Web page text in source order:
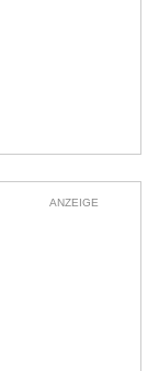
ANZEIGE